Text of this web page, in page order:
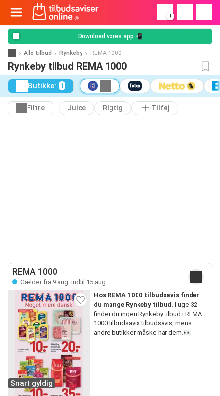
!
Download vores app 📲
Alle tilbud Rynkeby REMA 1000
Rynkeby tilbud REMA 1000
Butikker 1
Filtre Juice Rigtig Tilføj
REMA 1000
Gælder fra 9 aug. indtil 15 aug.
Snart gyldig
Hos REMA 1000 tilbudsavis finder
du mange Rynkeby tilbud. I uge 32
finder du ingen Rynkeby tilbud i REMA
1000 tilbudsavis tilbudsavis, mens
andre butikker måske har dem.👀